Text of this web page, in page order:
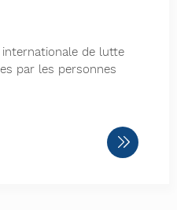
internationale de lutte
par les personnes